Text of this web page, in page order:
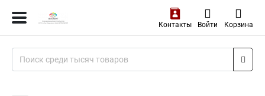
Контакты Войти Корзина